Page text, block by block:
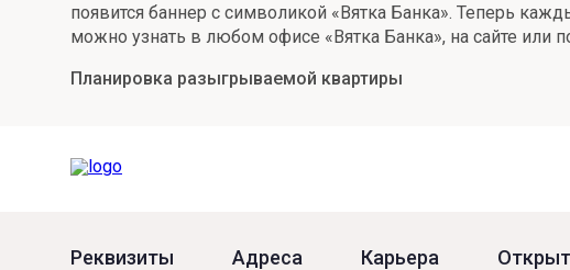
Подтверждение согласия через Госуслуги
появится баннер с символикой «Вятка Банка». Теперь
можно узнать в любом офисе «Вятка Банка», на сайте или
Планировка разыгрываемой квартиры
Реквизиты Адреса Карьера